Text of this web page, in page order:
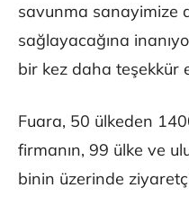
savunma sanayimize
sağlayacağına
bir kez daha teşekkür
Fuara, 50 ülkeden
firmanın, 99 ülke ve
binin üzerinde